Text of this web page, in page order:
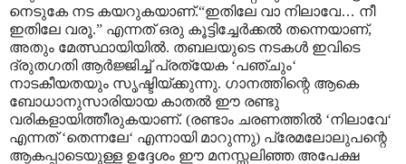
നെടുകേ നട കയറുകയാണ്.“ഇതിലേ വാ നിലാവേ… നീ
ഇതിലേ വരൂ.” എന്നത് ഒരു കൂട്ടിച്ചേർക്കൽ തന്നെയാണ്,
അതും മേത്സ്ഥായിയിൽ. തബലയുടെ നടകൾ ഇവിടെ
ദ്രുതഗതി ആർജ്ജിച്ച് പ്രത്യേക ‘പഞ്ചും‘
നാടകീയതയും സൃഷ്ടിയ്ക്കുന്നു. ഗാനത്തിന്റെ ആകെ
ബോധാനുസാരിയായ കാതൽ ഈ രണ്ടു
വരികളായിത്തീരുകയാണ്. (രണ്ടാം ചരണത്തിൽ ‘നിലാവേ‘
എന്നത് ‘തെന്നലേ‘ എന്നായി മാറുന്നു) പ്രേമലോലുപന്റെ
ആകപ്പാടെയുള്ള ഉദ്ദേശം ഈ മനസ്സലിഞ്ഞ അപേക്ഷ